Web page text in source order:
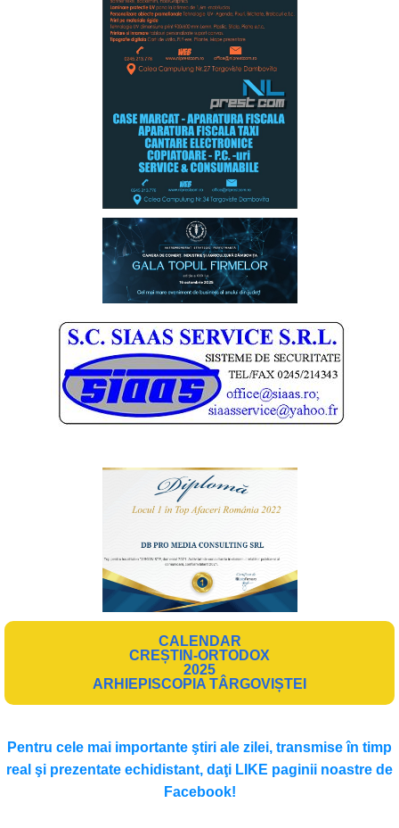
CALENDAR
CREȘTIN-ORTODOX
2025
ARHIEPISCOPIA TÂRGOVIȘTEI
Pentru cele mai importante ştiri ale zilei, transmise în timp
real şi prezentate echidistant, daţi LIKE paginii noastre de
Facebook!